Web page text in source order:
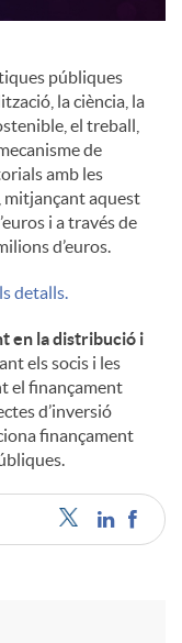
públiques
la ciència, la
el treball,
de
amb les
aquest
i a través de
d’euros.
detalls.
en la distribució i
els socis i les
el finançament
d’inversió
finançament